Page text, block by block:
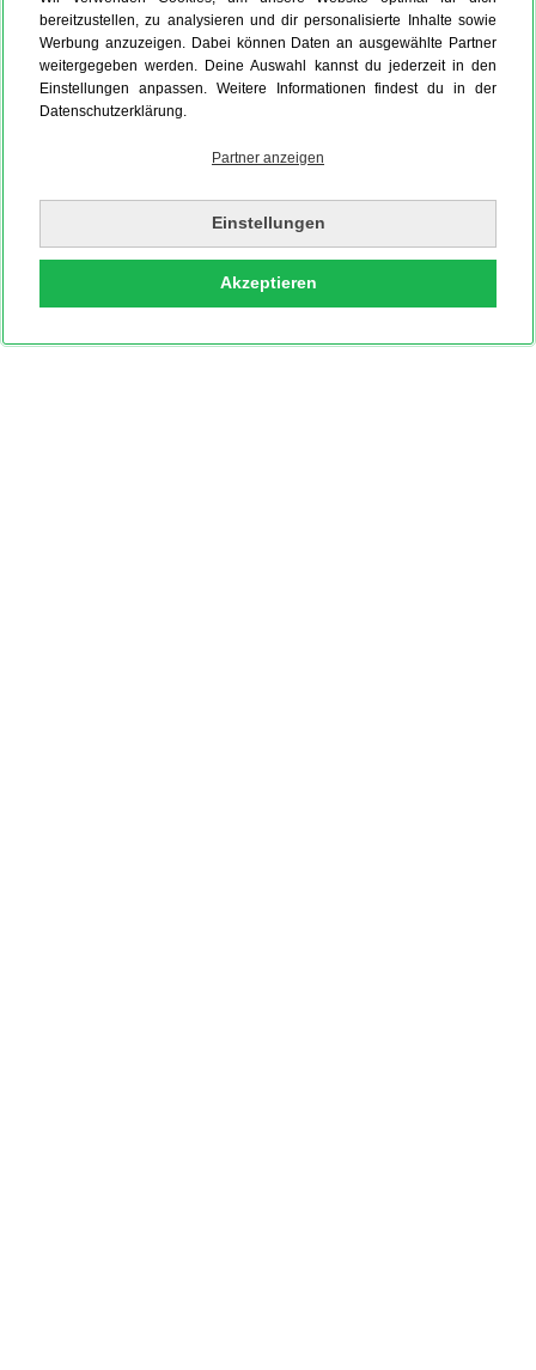
bereitzustellen, zu analysieren und dir personalisierte Inhalte sowie
Werbung anzuzeigen. Dabei können Daten an ausgewählte Partner
weitergegeben werden. Deine Auswahl kannst du jederzeit in den
Einstellungen anpassen. Weitere Informationen findest du in der
Datenschutzerklärung.
Partner anzeigen
Einstellungen
Akzeptieren